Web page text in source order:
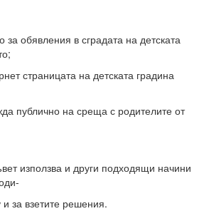
обявления в сградата на детската
страницата на детската градина
публично на среща с родителите от
използва и други подходящи начини
за взетите решения.